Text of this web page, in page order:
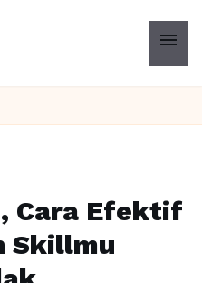
menu
Cara Efektif
Skillmu